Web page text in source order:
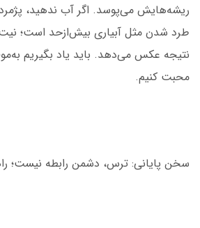
ریشه‌هایش می‌پوسد. اگر آب ندهید،
طرد شدن مثل آبیاری بیش‌ازحد است؛
نتیجه عکس می‌دهد. باید یاد بگیریم
محبت کنیم.
سخن پایانی: ترس، دشمن رابطه نیست؛